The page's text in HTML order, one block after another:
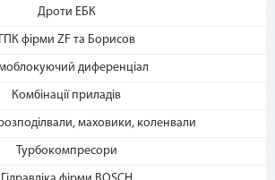
Дроти ЕБК
ГПК фірми ZF та Борисов
диференціал
Комбінації приладів
маховики, коленвали
Турбокомпресори
совершите
Вашей карты